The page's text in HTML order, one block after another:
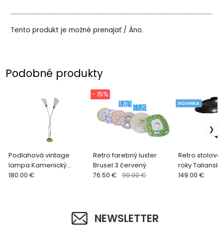
Tento produkt je možné prenajať / Áno.
Podobné produkty
Podlahová vintage
lampa Kamenický
Šenov
180.00 €
Retro farebný luster
Brusel 3 červený
- 15%
76.50 € 90.00 €
Retro stolová
roky Taliansko
NOVINKA
149.00 €
NEWSLETTER